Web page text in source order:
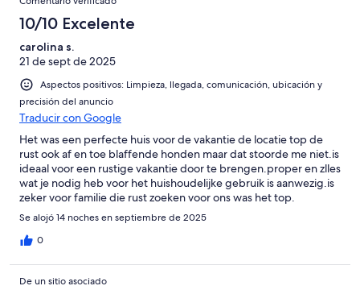
10/10 Excelente
carolina s.
21 de sept de 2025
Aspectos positivos: Limpieza, llegada, comunicación, ubicación y
precisión del anuncio
Traducir con Google
Het was een perfecte huis voor de vakantie de locatie top de
rust ook af en toe blaffende honden maar dat stoorde me niet.is
ideaal voor een rustige vakantie door te brengen.proper en zlles
wat je nodig heb voor het huishoudelijke gebruik is aanwezig.is
zeker voor familie die rust zoeken voor ons was het top.
Se alojó 14 noches en septiembre de 2025
0
De un sitio asociado